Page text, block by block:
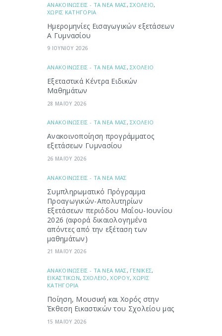
ΑΝΑΚΟΙΝΩΣΕΙΣ - ΤΑ ΝΕΑ ΜΑΣ,ΣΧΟΛΕΙΟ,
ΧΩΡΙΣ ΚΑΤΗΓΟΡΙΑ
Ημερομηνίες Εισαγωγικών εξετάσεων
Α Γυμνασίου
9 ΙΟΥΝΙΟΥ 2026
ΑΝΑΚΟΙΝΩΣΕΙΣ - ΤΑ ΝΕΑ ΜΑΣ,ΣΧΟΛΕΙΟ
Εξεταστικά Κέντρα Ειδικών
Μαθημάτων
28 ΜΑΪΟΥ 2026
ΑΝΑΚΟΙΝΩΣΕΙΣ - ΤΑ ΝΕΑ ΜΑΣ,ΣΧΟΛΕΙΟ
Ανακοινοποίηση προγράμματος
εξετάσεων Γυμνασίου
26 ΜΑΪΟΥ 2026
ΑΝΑΚΟΙΝΩΣΕΙΣ - ΤΑ ΝΕΑ ΜΑΣ
Συμπληρωματικό Πρόγραμμα
Προαγωγικών-Απολυτηρίων
Εξετάσεων περιόδου Μαΐου-Ιουνίου
2026 (αφορά δικαιολογημένα
απόντες από την εξέταση των
μαθημάτων)
21 ΜΑΪΟΥ 2026
ΑΝΑΚΟΙΝΩΣΕΙΣ - ΤΑ ΝΕΑ ΜΑΣ, ΓΕΝΙΚΕΣ,
ΕΙΚΑΣΤΙΚΩΝ, ΣΧΟΛΕΙΟ,ΧΟΡΟΥ,ΧΩΡΙΣ
ΚΑΤΗΓΟΡΙΑ
Ποίηση, Μουσική και Χορός στην
Έκθεση Εικαστικών του Σχολείου μας
15 ΜΑΪΟΥ 2026